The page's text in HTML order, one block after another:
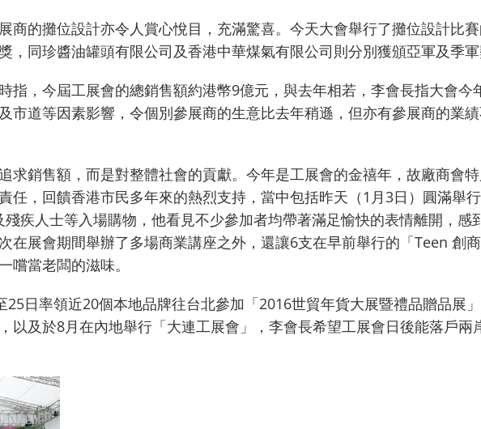
商的攤位設計亦令人賞心悅目，充滿驚喜。今天大會舉行了攤位設計比
，同珍醬油罐頭有限公司及香港中華煤氣有限公司則分別獲頒亞軍及季軍
指，今屆工展會的總銷售額約港幣9億元，與去年相若，李會長指大會今
市道等因素影響，令個別參展商的生意比去年稍遜，但亦有參展商的業
求銷售額，而是對整體社會的貢獻。今年是工展會的金禧年，故廠商會
任，回饋香港市民多年來的熱烈支持，當中包括昨天（1月3日）圓滿舉
疾人士等入場購物，他看見不少參加者均帶著滿足愉快的表情離開，感
在展會期間舉辦了多場商業講座之外，還讓6支在早前舉行的「Teen 創
嚐當老闆的滋味。
日率領近20個本地品牌往台北參加「2016世貿年貨大展暨禮品贈品展
以及於8月在內地舉行「大連工展會」，李會長希望工展會日後能落戶兩